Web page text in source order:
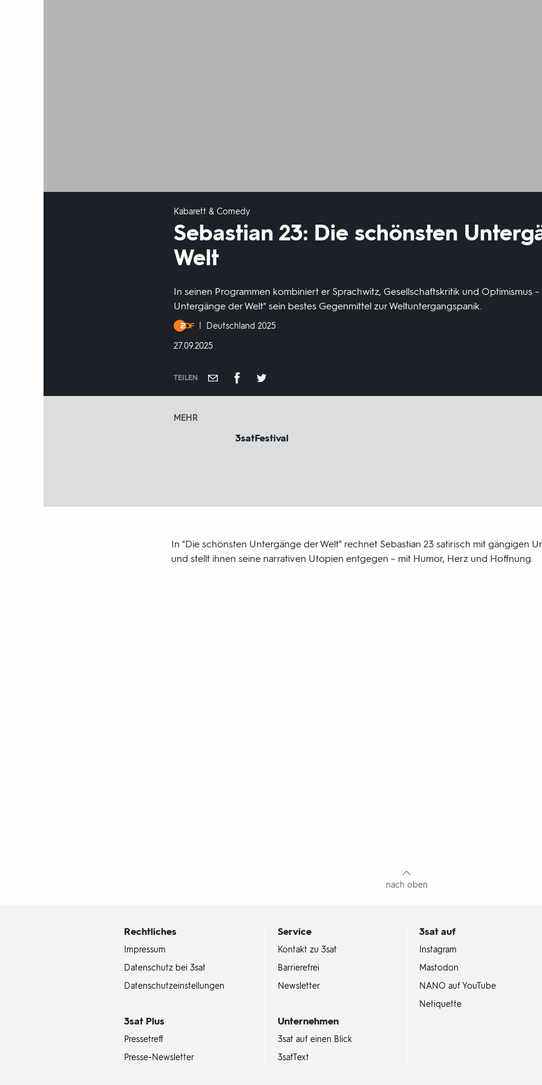
Kabarett & Comedy
Sebastian 23: Die schönsten
Welt
In seinen Programmen kombiniert er Sprachwitz, Gesellschaftskritik und Optimismus
Untergänge der Welt" sein bestes Gegenmittel zur Weltuntergangspanik.
Produktionsland
und
Deutschland 2025
DATUM:
27.09.2025
TEILEN
MEHR
3satFestival
In "Die schönsten Untergänge der Welt" rechnet Sebastian 23 satirisch mit gängigen
und stellt ihnen seine narrativen Utopien entgegen – mit Humor, Herz und Hoffnung.
nach oben
Rechtliches
Impressum
Datenschutz bei 3sat
Datenschutzeinstellungen
3satPlus
Pressetreff
Presse-Newsletter
Service
Kontakt zu 3sat
Barrierefrei
Newsletter
Unternehmen
3sat auf einen Blick
3satText
3sat auf
Instagram
Mastodon
NANO auf YouTube
Netiquette